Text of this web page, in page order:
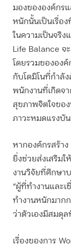
มองขององค์กร
หนักนั้นเป็นเรื่อง
ในความเป็นจริ
Life Balance จ
โดยรวมขององ
กับโดมิโนที่กำลั
พนักงานที่เกิดจ
สุขภาพจิตใจขอ
ภาวะหมดแรงบัน
หากองค์กรสร้า
ยิ่งช่วยส่งเสริม
งานวิจัยที่ศึกษา
“ผู้ที่ทำงานและเ
ทำงานหนักมากก
ว่าตัวเองมีสมดุล
เรื่องของการ